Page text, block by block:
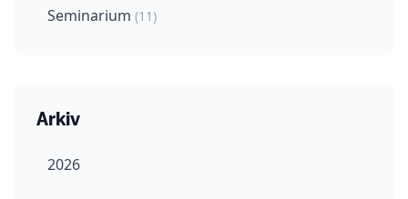
Seminarium (11)
Arkiv
2026